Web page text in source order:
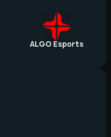
ALGO Esports